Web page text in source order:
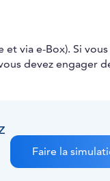
et via e-Box). Si
devez engager
Faire la